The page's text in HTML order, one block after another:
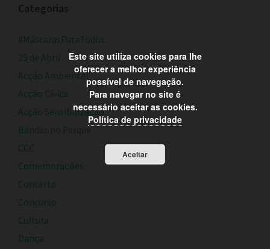
Categorias
#MáscarasParaTodos
25 de Abril
Acção Ambiental
Acção Cívica
Acção Sensibilização
Bandas no Parque
CCC
Comemorações
Concerto
Concurso
Cultura
Dança
Este site utiliza cookies para lhe
oferecer a melhor experiência
possível de navegação.
Para navegar no site é
necessário aceitar as cookies.
Política de privacidade
Aceitar